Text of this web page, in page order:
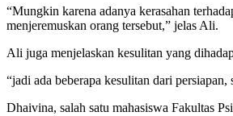
“Mungkin karena adanya kerasahan
menjeremuskan orang tersebut,” jelas Ali.
Ali juga menjelaskan kesulitan yang
“jadi ada beberapa kesulitan dari
Dhaivina, salah satu mahasiswa Fakultas